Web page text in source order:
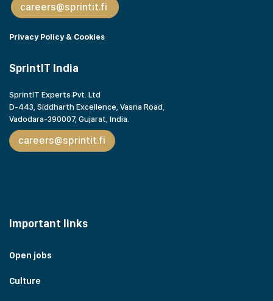
careers@sprintit.fi
Privacy Policy & Cookies
SprintIT India
SprintIT Experts Pvt. Ltd
D-443, Siddharth Excellence, Vasna Road,
Vadodara-390007, Gujarat, India.
careers@sprintit.fi
Important links
Open jobs
Culture